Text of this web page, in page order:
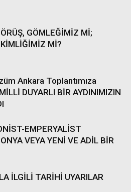
GÖMLEĞİMİZ Mİ;
Mİ?
Ankara Toplantımıza
DUYARLI BİR AYDINIMIZIN
EMPERYALİST
VEYA YENİ VE ADİL BİR
İLGİLİ TARİHİ UYARILAR